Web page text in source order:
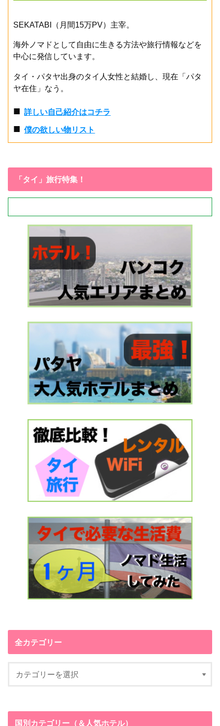
SEKATABI（月間15万PV）主宰。
海外ノマドとして自由に生きる方法や旅行情報などを
中心に発信しています。
タイ・パタヤ出身のタイ人女性と結婚し、現在「パタ
ヤ在住」なう。
■詳しい自己紹介はコチラ
■僕の欲しい物リスト
「タイ」旅行特集！
全カテゴリー
国別カテゴリー（＆人気ホテル）